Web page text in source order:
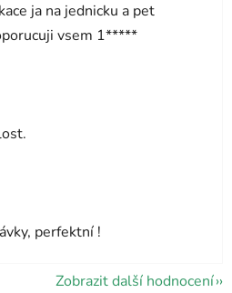
ja na jednicku a pet
vsem 1*****
z 5 hvězdiček.
z 5 hvězdiček.
perfektní !
Zobrazit další hodnocení